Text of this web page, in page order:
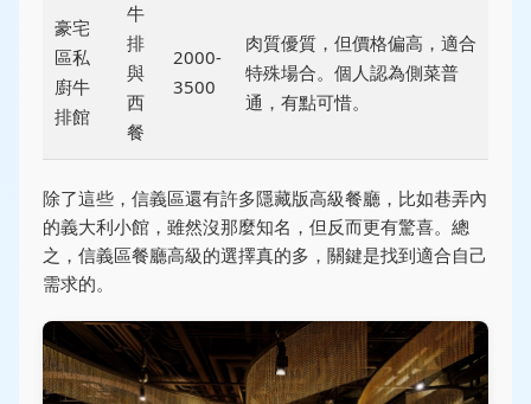
豪宅
區私
廚牛
排館
牛
排
與
西
餐
2000-
3500
肉質優質，但價格偏高，適合
特殊場合。個人認為側菜普
通，有點可惜。
除了這些，信義區還有許多隱藏版高級餐廳，比如巷弄內
的義大利小館，雖然沒那麼知名，但反而更有驚喜。總
之，信義區餐廳高級的選擇真的多，關鍵是找到適合自己
需求的。